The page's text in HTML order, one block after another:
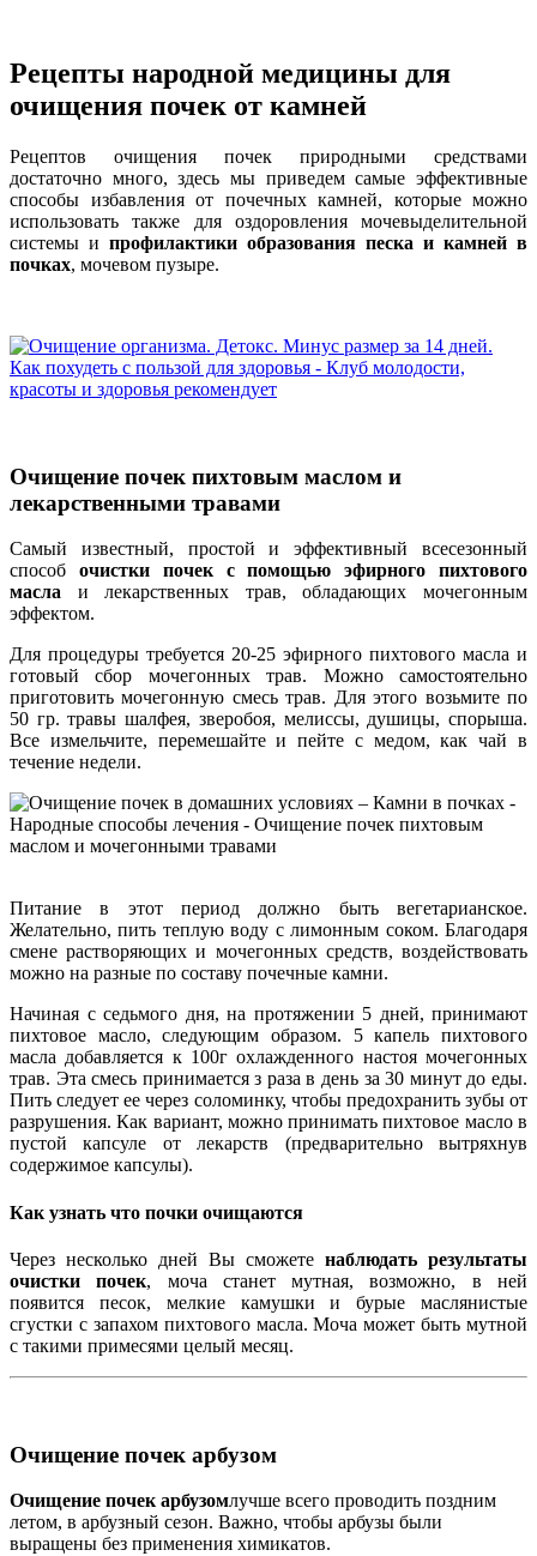
Рецепты народной медицины для
очищения почек от камней
Рецептов очищения почек природными средствами
достаточно много, здесь мы приведем самые эффективные
способы избавления от почечных камней, которые можно
использовать также для оздоровления мочевыделительной
системы и профилактики образования песка и камней в
почках, мочевом пузыре.
Очищение почек пихтовым маслом и
лекарственными травами
Самый известный, простой и эффективный всесезонный
способ очистки почек с помощью эфирного пихтового
масла и лекарственных трав, обладающих мочегонным
эффектом.
Для процедуры требуется 20-25 эфирного пихтового масла и
готовый сбор мочегонных трав. Можно самостоятельно
приготовить мочегонную смесь трав. Для этого возьмите по
50 гр. травы шалфея, зверобоя, мелиссы, душицы, спорыша.
Все измельчите, перемешайте и пейте с медом, как чай в
течение недели.
Питание в этот период должно быть вегетарианское.
Желательно, пить теплую воду с лимонным соком. Благодаря
смене растворяющих и мочегонных средств, воздействовать
можно на разные по составу почечные камни.
Начиная с седьмого дня, на протяжении 5 дней, принимают
пихтовое масло, следующим образом. 5 капель пихтового
масла добавляется к 100г охлажденного настоя мочегонных
трав. Эта смесь принимается з раза в день за 30 минут до еды.
Пить следует ее через соломинку, чтобы предохранить зубы от
разрушения. Как вариант, можно принимать пихтовое масло в
пустой капсуле от лекарств (предварительно вытряхнув
содержимое капсулы).
Как узнать что почки очищаются
Через несколько дней Вы сможете наблюдать результаты
очистки почек, моча станет мутная, возможно, в ней
появится песок, мелкие камушки и бурые маслянистые
сгустки с запахом пихтового масла. Моча может быть мутной
с такими примесями целый месяц.
Очищение почек арбузом
Очищение почек арбузомлучше всего проводить поздним
летом, в арбузный сезон. Важно, чтобы арбузы были
выращены без применения химикатов.